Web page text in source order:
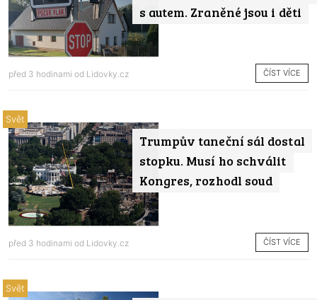
s autem. Zraněné jsou i děti
před 3 hodinami od Lidovky.cz ČÍST VÍCE
Trumpův taneční sál dostal
stopku. Musí ho schválit
Kongres, rozhodl soud
Svět
před 3 hodinami od Lidovky.cz ČÍST VÍCE
Svět